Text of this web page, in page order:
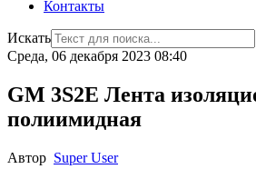
Контакты
Искать
Среда, 06 декабря 2023 08:40
GM 3S2E Лента
полиимидная
Автор Super User